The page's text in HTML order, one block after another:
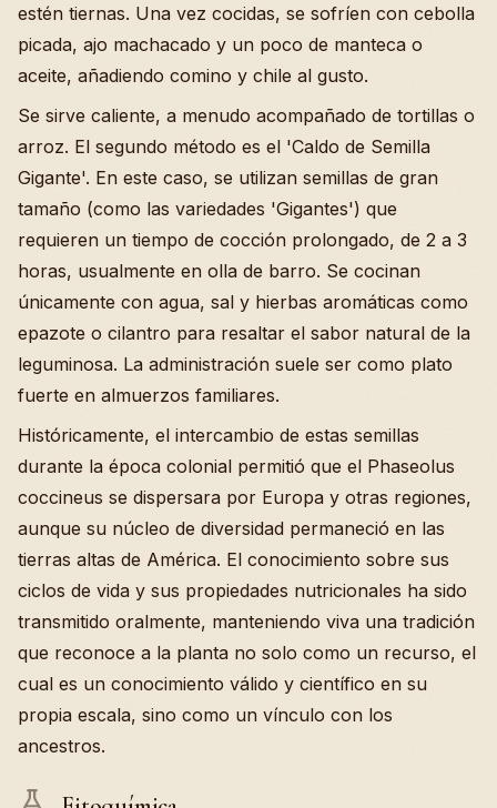
estén tiernas. Una vez cocidas, se sofríen con cebolla
picada, ajo machacado y un poco de manteca o
aceite, añadiendo comino y chile al gusto.
Se sirve caliente, a menudo acompañado de tortillas o
arroz. El segundo método es el 'Caldo de Semilla
Gigante'. En este caso, se utilizan semillas de gran
tamaño (como las variedades 'Gigantes') que
requieren un tiempo de cocción prolongado, de 2 a 3
horas, usualmente en olla de barro. Se cocinan
únicamente con agua, sal y hierbas aromáticas como
epazote o cilantro para resaltar el sabor natural de la
leguminosa. La administración suele ser como plato
fuerte en almuerzos familiares.
Históricamente, el intercambio de estas semillas
durante la época colonial permitió que el Phaseolus
coccineus se dispersara por Europa y otras regiones,
aunque su núcleo de diversidad permaneció en las
tierras altas de América. El conocimiento sobre sus
ciclos de vida y sus propiedades nutricionales ha sido
transmitido oralmente, manteniendo viva una tradición
que reconoce a la planta no solo como un recurso, el
cual es un conocimiento válido y científico en su
propia escala, sino como un vínculo con los
ancestros.